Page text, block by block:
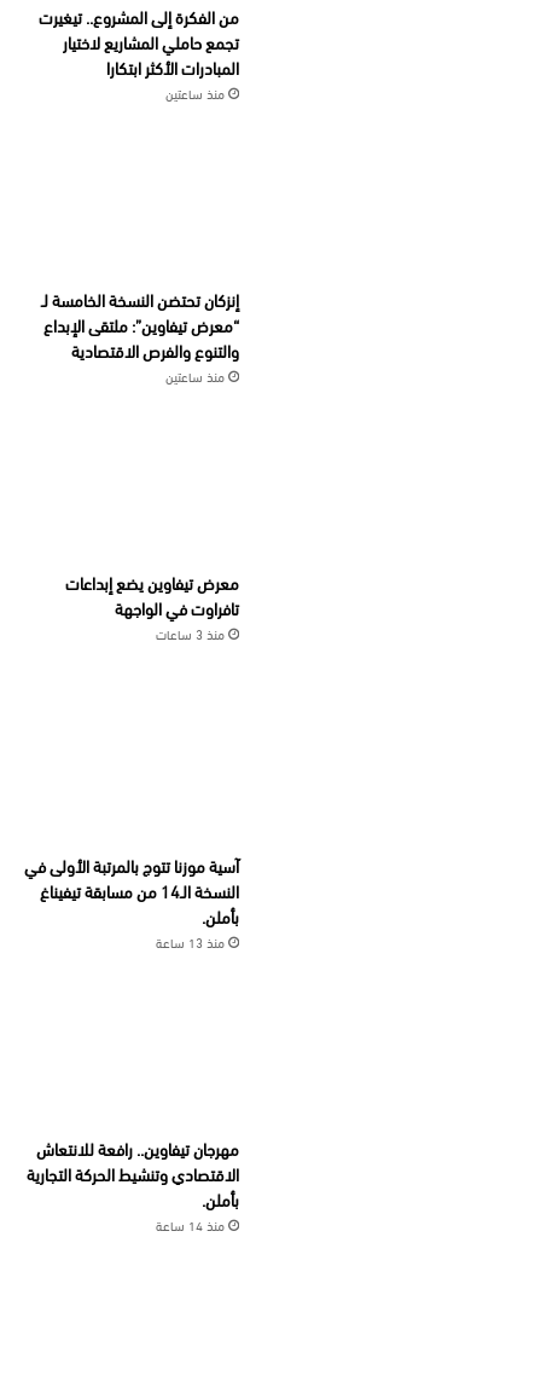
من الفكرة إلى المشروع.. تيغيرت
تجمع حاملي المشاريع لاختيار
المبادرات الأكثر ابتكارا
منذ ساعتين
إنزكان تحتضن النسخة الخامسة لـ
“معرض تيفاوين”: ملتقى الإبداع
والتنوع والفرص الاقتصادية
منذ ساعتين
معرض تيفاوين يضع إبداعات
تافراوت في الواجهة
منذ 3 ساعات
آسية موزنا تتوج بالمرتبة الأولى في
النسخة الـ14 من مسابقة تيفيناغ
بأملن.
منذ 13 ساعة
مهرجان تيفاوين.. رافعة للانتعاش
الاقتصادي وتنشيط الحركة التجارية
بأملن.
منذ 14 ساعة